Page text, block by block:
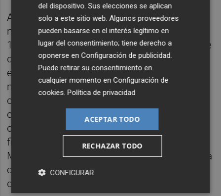
A día de hoy, Flywire mueve miles de
millones de dólares en más de 200 países y
150 monedas. "Esta base digital nos permite
desarrollar aplicaciones verticales
específicas que hacen que los pagos sean
más eficientes y rentables para nuestros
clientes globales", señalaba en un
comunicado Mike Massaro, CEO de la
compañía. Con la última ronda de
financiación, a la que se han unido Tiger
Management y Adage Capital Mangement, la
compañía ya suma 260 millones de dólares
de inversión.
del dispositivo. Sus elecciones se aplican
solo a este sitio web. Algunos proveedores
pueden basarse en el interés legítimo en
lugar del consentimiento; tiene derecho a
oponerse enConfiguración de publicidad
Puede retirar su consentimiento en
cualquier momento enConfiguración de
cookies .Política de privacidad
ACEPTAR TODO
RECHAZAR TODO
CONFIGURAR